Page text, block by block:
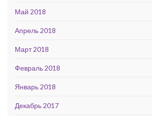
Май 2018
Апрель 2018
Март 2018
Февраль 2018
Январь 2018
Декабрь 2017